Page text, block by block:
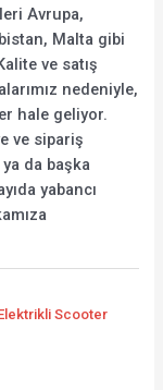
Avrupa,
Malta gibi
ve satış
nedeniyle,
hale geliyor.
ve sipariş
da başka
yabancı
Scooter